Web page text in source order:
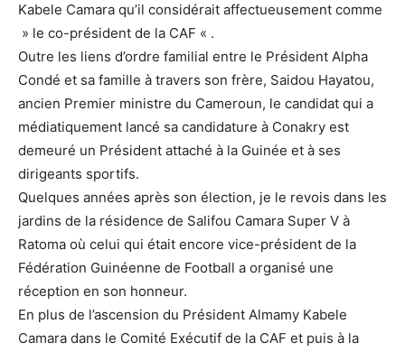
Kabele Camara qu’il considérait affectueusement comme
» le co-président de la CAF « .
Outre les liens d’ordre familial entre le Président Alpha
Condé et sa famille à travers son frère, Saidou Hayatou,
ancien Premier ministre du Cameroun, le candidat qui a
médiatiquement lancé sa candidature à Conakry est
demeuré un Président attaché à la Guinée et à ses
dirigeants sportifs.
Quelques années après son élection, je le revois dans les
jardins de la résidence de Salifou Camara Super V à
Ratoma où celui qui était encore vice-président de la
Fédération Guinéenne de Football a organisé une
réception en son honneur.
En plus de l’ascension du Président Almamy Kabele
Camara dans le Comité Exécutif de la CAF et puis à la